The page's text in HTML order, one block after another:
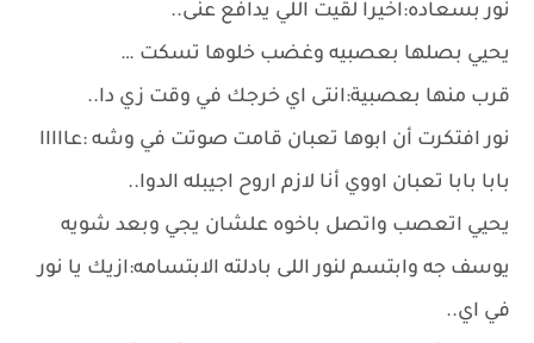
نور بسعاده:اخيرا لقيت اللي يدافع عنى..
يحيي بصلها بعصبيه وغضب خلوها تسكت …
قرب منها بعصبية:انتى اي خرجك في وقت زي دا..
نور افتكرت أن ابوها تعبان قامت صوتت في وشه :عااااا
بابا بابا تعبان اووي أنا لازم اروح اجيبله الدوا..
يحيي اتعصب واتصل باخوه علشان يجي وبعد شويه
يوسف جه وابتسم لنور اللى بادلته الابتسامه:ازيك يا نور
في اي..